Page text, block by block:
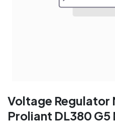
Voltage Regulator
Proliant DL380 G5